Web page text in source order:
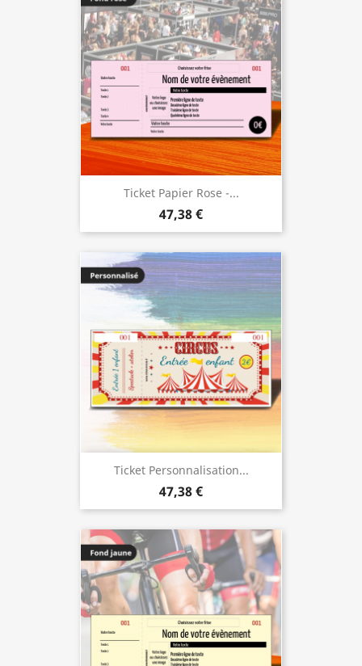
Ticket Papier Rose -...
47,38 €
Ticket Personnalisation...
47,38 €